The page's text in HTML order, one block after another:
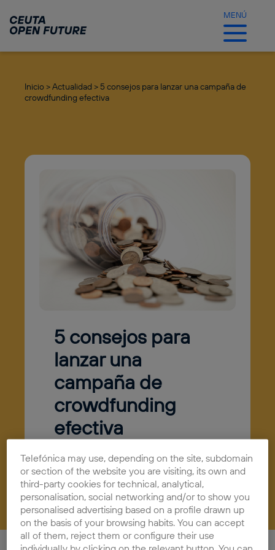
contenido
principal
MENÚ
Inicio >Actualidad >5 consejos para lanzar una campaña de
crowdfunding efectiva
5 consejos para
lanzar una
campaña de
crowdfunding
efectiva
Telefónica may use, depending on the site, subdomain
or section of the website you are visiting, its own and
third-party cookies for technical, analytical,
personalisation, social networking and/or to show you
personalised advertising based on a profile drawn up
on the basis of your browsing habits. You can accept
all of them, reject them or configure their use